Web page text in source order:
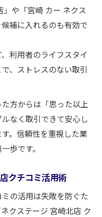
や「宮崎 カー ネクス
補に入れるのも有効で
利用者のライフスタイ
、ストレスのない取引
方からは「思った以上
なく取引できて安心し
。信頼性を重視した業
歩です。
クチコミ活用術
の活用は失敗を防ぐた
クステージ 宮崎北店 ク